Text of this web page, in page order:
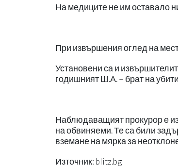
На медиците не им оставало
При извършения оглед на
Установени са и
годишният Ш.А. – брат на
Наблюдаващият прокурор е
на обвиняеми. Те са били
вземане на мярка за
Източник: blitz.bg